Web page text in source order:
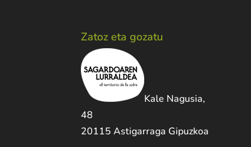
Zatoz eta gozatu
Kale Nagusia,
48
20115 Astigarraga Gipuzkoa